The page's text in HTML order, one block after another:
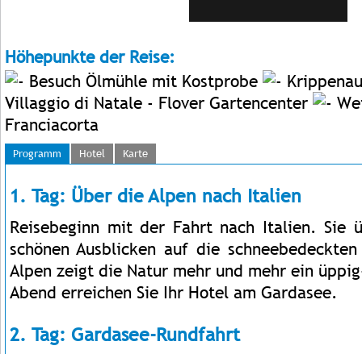
Höhepunkte der Reise:
Besuch Ölmühle mit Kostprobe
Villaggio di Natale - Flover Gartencenter
Franciacorta
Programm Hotel Karte
1. Tag: Über die Alpen nach Italien
Reisebeginn mit der Fahrt nach Italien. Sie
schönen Ausblicken auf die
Alpen zeigt die Natur mehr und mehr ein
Abend erreichen Sie Ihr Hotel am Gardasee.
2. Tag: Gardasee-Rundfahrt